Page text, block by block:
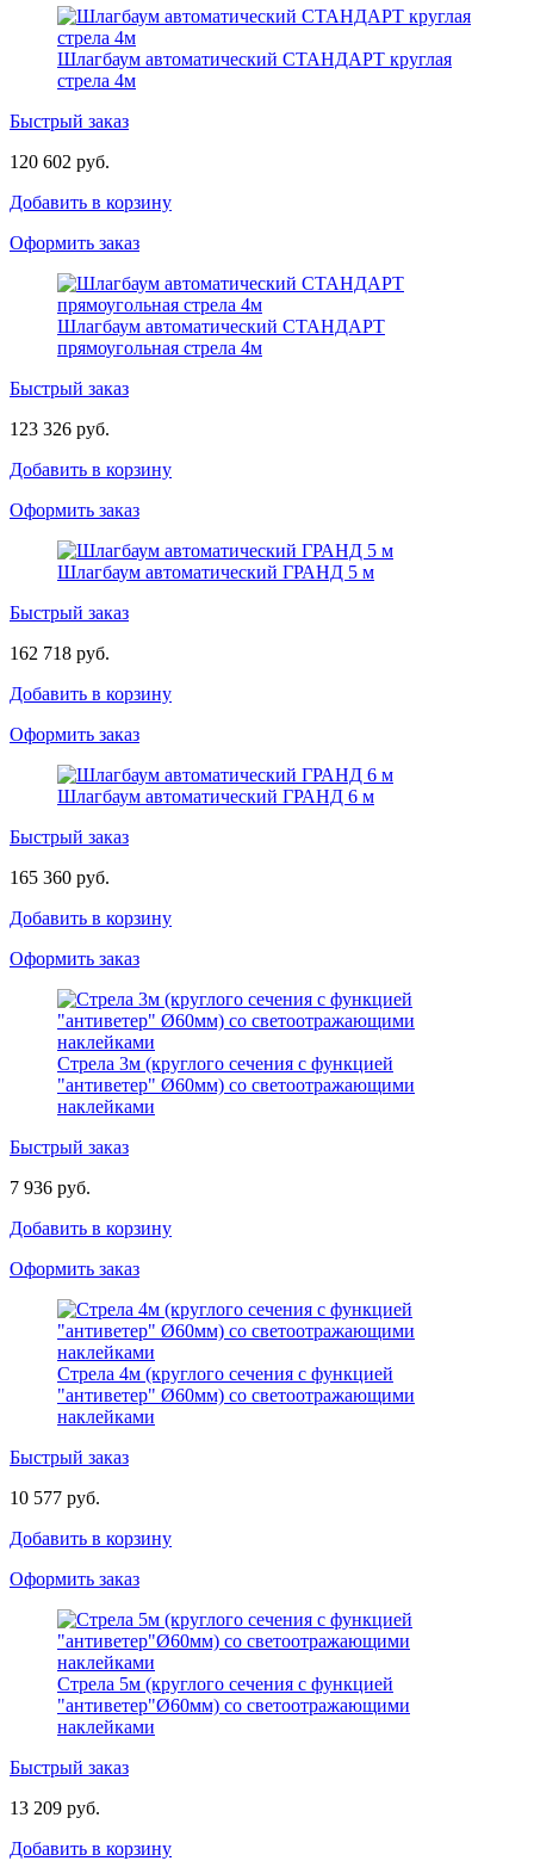
Шлагбаум автоматический СТАНДАРТ круглая
стрела 4м
Быстрый заказ
120 602 руб.
Добавить в корзину
Оформить заказ
Шлагбаум автоматический СТАНДАРТ
прямоугольная стрела 4м
Быстрый заказ
123 326 руб.
Добавить в корзину
Оформить заказ
Шлагбаум автоматический ГРАНД 5 м
Быстрый заказ
162 718 руб.
Добавить в корзину
Оформить заказ
Шлагбаум автоматический ГРАНД 6 м
Быстрый заказ
165 360 руб.
Добавить в корзину
Оформить заказ
Стрела 3м (круглого сечения с функцией
"антиветер" Ø60мм) со светоотражающими
наклейками
Быстрый заказ
7 936 руб.
Добавить в корзину
Оформить заказ
Стрела 4м (круглого сечения с функцией
"антиветер" Ø60мм) со светоотражающими
наклейками
Быстрый заказ
10 577 руб.
Добавить в корзину
Оформить заказ
Стрела 5м (круглого сечения с функцией
"антиветер"Ø60мм) со светоотражающими
наклейками
Быстрый заказ
13 209 руб.
Добавить в корзину